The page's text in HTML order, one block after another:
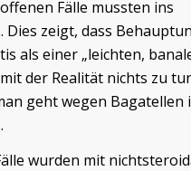
Fälle mussten ins
Dies zeigt, dass
als einer „leichten,
der Realität nichts zu
geht wegen Bagatellen
wurden mit